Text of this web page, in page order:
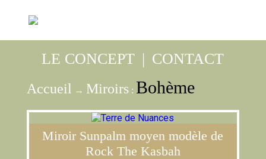
LE CONCEPT | CONTACT
Accueil → Miroirs: Bohème
Miroir Sunpalm moyen modèle de
Rock The Kasbah